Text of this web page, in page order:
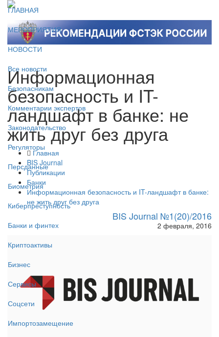
ГЛАВНАЯ
МЕРОПРИЯТИЯ
НОВОСТИ
Все новости
Безопасникам
Комментарии экспертов
Законодательство
Регуляторы
Персданные
Биометрия
Киберпреступность
Банки и финтех
Криптоактивы
Бизнес
Сервисы
Соцсети
Импортозамещение
Информационная
безопасность и IT-
ландшафт в банке: не
жить друг без друга
Главная
BIS Journal
Публикации
Банки
Информационная безопасность и IT-ландшафт в банке:
не жить друг без друга
BIS Journal №1(20)/2016
2 февраля, 2016